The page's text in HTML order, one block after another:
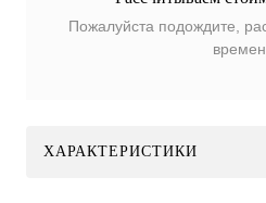
Пожалуйста подождите,
ХАРАКТЕРИСТИКИ